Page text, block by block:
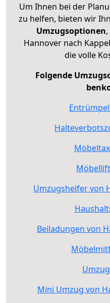
Um Ihnen bei der
zu helfen, bieten wir
Umzugsoptionen
Hannover nach
die volle
Folgende
Umzugshelfer von
Beiladungen von
Mini Umzug von